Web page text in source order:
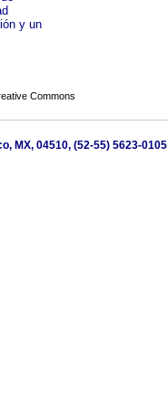
y un
Commons
MX, 04510, (52-55) 5623-0105